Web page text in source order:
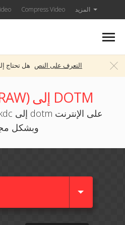
Compress Video المزيد
هل تحتاج التعرف على النص
محول KDC (RAW) إلى DOTM
وبشكل